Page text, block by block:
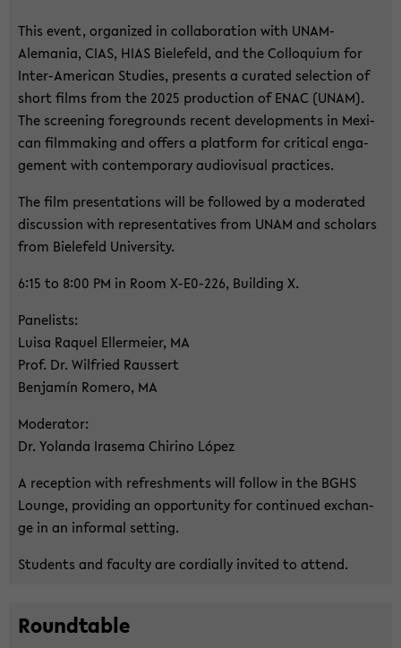
This event, or­ga­ni­zed in col­la­bo­ra­ti­on with UNAM-​
Alemania, CIAS, HIAS Bie­le­feld, and the Col­lo­qui­um for
Inter-​American Stu­dies, pres­ents a cu­ra­ted selec­tion of
short films from the 2025 pro­duc­tion of ENAC (UNAM).
The scree­ning fo­re­grounds re­cent de­ve­lo­p­ments in Me­xi­
can film­ma­king and of­fers a plat­form for cri­ti­cal en­ga­
ge­ment with con­tem­pora­ry au­dio­vi­su­al prac­ti­ces.
The film pre­sen­ta­ti­ons will be fol­lo­wed by a mo­de­ra­ted
dis­cus­sion with re­p­re­sen­ta­ti­ves from UNAM and scholars
from Bie­le­feld Uni­ver­si­ty.
6:15 to 8:00 PM in Room X-​E0-226, Buil­ding X.
Pa­nelists:
Luisa Raquel El­ler­mei­er, MA
Prof. Dr. Wil­fried Raus­sert
Ben­jamín Rome­ro, MA
Mo­de­ra­tor:
Dr. Yo­lan­da Ira­se­ma Chi­ri­no López
A re­cep­ti­on with re­fresh­ments will fol­low in the BGHS
Lounge, pro­vi­ding an op­por­tu­ni­ty for con­ti­nu­ed exchan­
ge in an in­for­mal set­ting.
Stu­dents and fa­cul­ty are cor­di­al­ly in­vi­ted to at­tend.
Round­ta­ble